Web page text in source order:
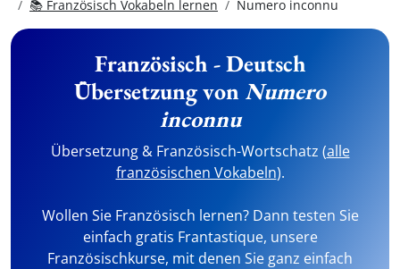
📚 Französisch Vokabeln lernen
Numero inconnu
Französisch - Deutsch
Übersetzung von Numero
inconnu
Übersetzung & Französisch-Wortschatz (alle
französischen Vokabeln).
Wollen Sie Französisch lernen? Dann testen Sie
einfach gratis Frantastique, unsere
Französischkurse, mit denen Sie ganz einfach